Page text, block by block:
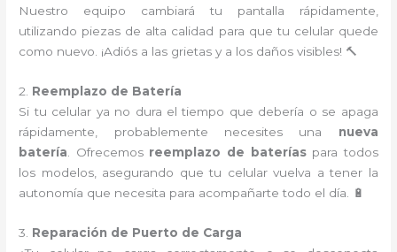
Nuestro equipo cambiará tu pantalla rápidamente,
utilizando piezas de alta calidad para que tu celular quede
como nuevo. ¡Adiós a las grietas y a los daños visibles! 🔨
2. Reemplazo de Batería
Si tu celular ya no dura el tiempo que debería o se apaga
rápidamente, probablemente necesites una nueva
batería . Ofrecemos reemplazo de bateríaspara todos
los modelos, asegurando que tu celular vuelva a tener la
autonomía que necesita para acompañarte todo el día. 🔋
3. Reparación de Puerto de Carga